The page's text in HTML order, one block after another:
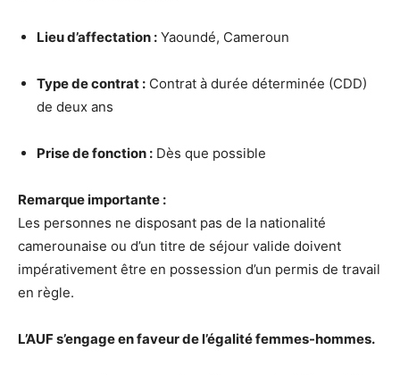
Lieu d’affectation : Yaoundé, Cameroun
Type de contrat : Contrat à durée déterminée (CDD)
de deux ans
Prise de fonction : Dès que possible
Remarque importante :
Les personnes ne disposant pas de la nationalité
camerounaise ou d’un titre de séjour valide doivent
impérativement être en possession d’un permis de travail
en règle.
L’AUF s’engage en faveur de l’égalité femmes-hommes.